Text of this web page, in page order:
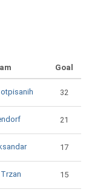
Goal
32
21
17
15